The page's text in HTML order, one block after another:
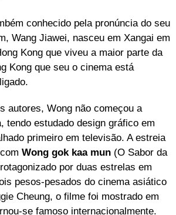
conhecido pela pronúncia do seu
Wang Jiawei, nasceu em Xangai em
Kong que viveu a maior parte da
Kong que seu o cinema está
autores, Wong não começou a
tendo estudado design gráfico em
primeiro em televisão. A estreia
Wong gok kaa mun (O Sabor da
por duas estrelas em
pesos-pesados do cinema asiático
Cheung, o filme foi mostrado em
se famoso internacionalmente.